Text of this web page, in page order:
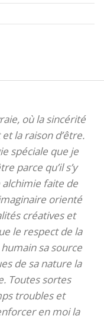
où la sincérité
la raison d’être.
spéciale que je
parce qu’il s’y
faite de
orienté
créatives et
le respect de la
sa source
de sa nature la
Toutes sortes
troubles et
en moi la